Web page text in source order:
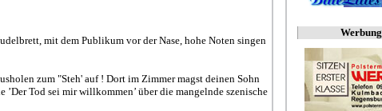
mit dem Publikum vor der Nase, hohe Noten singen
zum "Steh' auf ! Dort im Zimmer magst deinen Sohn
Tod sei mir willkommen’ über die mangelnde szenische
Werbung